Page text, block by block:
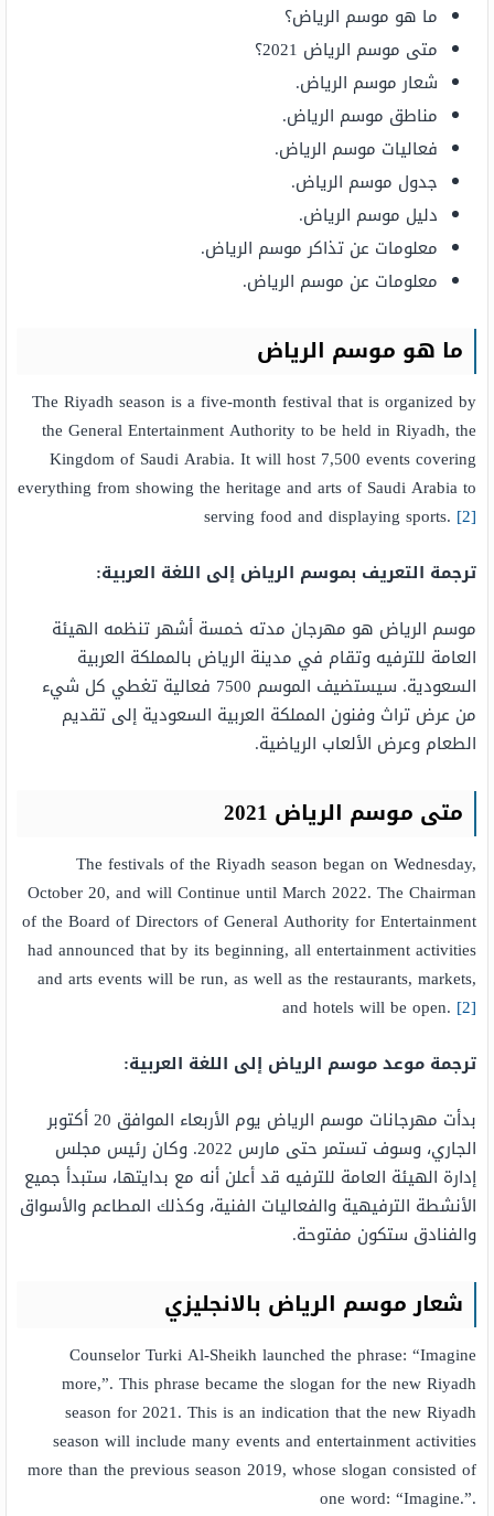
ما هو موسم الرياض؟
متى موسم الرياض 2021؟
شعار موسم الرياض.
مناطق موسم الرياض.
فعاليات موسم الرياض.
جدول موسم الرياض.
دليل موسم الرياض.
معلومات عن تذاكر موسم الرياض.
معلومات عن موسم الرياض.
ما هو موسم الرياض
The Riyadh season is a five-month festival that is organized by
the General Entertainment Authority to be held in Riyadh, the
Kingdom of Saudi Arabia. It will host 7,500 events covering
everything from showing the heritage and arts of Saudi Arabia to
serving food and displaying sports. [2]
ترجمة التعريف بموسم الرياض إلى اللغة العربية:
موسم الرياض هو مهرجان مدته خمسة أشهر تنظمه الهيئة
العامة للترفيه وتقام في مدينة الرياض بالمملكة العربية
السعودية. سيستضيف الموسم 7500 فعالية تغطي كل شيء
من عرض تراث وفنون المملكة العربية السعودية إلى تقديم
الطعام وعرض الألعاب الرياضية.
متى موسم الرياض 2021
The festivals of the Riyadh season began on Wednesday,
October 20, and will Continue until March 2022. The Chairman
of the Board of Directors of General Authority for Entertainment
had announced that by its beginning, all entertainment activities
and arts events will be run, as well as the restaurants, markets,
and hotels will be open. [2]
ترجمة موعد موسم الرياض إلى اللغة العربية:
بدأت مهرجانات موسم الرياض يوم الأربعاء الموافق 20 أكتوبر
الجاري، وسوف تستمر حتى مارس 2022. وكان رئيس مجلس
إدارة الهيئة العامة للترفيه قد أعلن أنه مع بدايتها، ستبدأ جميع
الأنشطة الترفيهية والفعاليات الفنية، وكذلك المطاعم والأسواق
والفنادق ستكون مفتوحة.
شعار موسم الرياض بالانجليزي
Counselor Turki Al-Sheikh launched the phrase: “Imagine
more,”. This phrase became the slogan for the new Riyadh
season for 2021. This is an indication that the new Riyadh
season will include many events and entertainment activities
more than the previous season 2019, whose slogan consisted of
one word: “Imagine.”.